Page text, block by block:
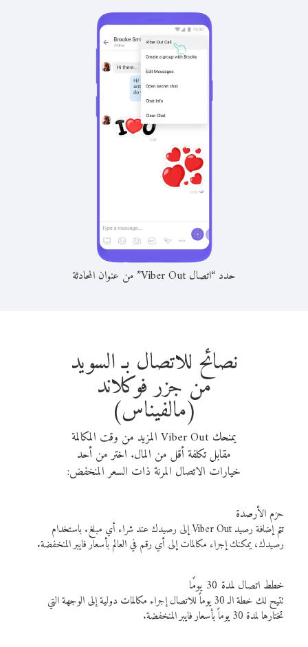
حدد “اتصال Viber Out” من عنوان المحادثة
نصائح للاتصال بـ السويد
من جزر فوكلاند
(مالفيناس)
يمنحك Viber Out المزيد من وقت المكالمة
مقابل تكلفة أقل من المال. اختر من أحد
خيارات الاتصال المرنة ذات السعر المنخفض:
حزم الأرصدة
تتم إضافة رصيد Viber Out إلى رصيدك عند شراء أي مبلغ. باستخدام
رصيدك، يمكنك إجراء مكالمات إلى أي رقم في العالم بأسعار فايبر المنخفضة.
خطط اتصال لمدة 30 يومًا
تتيح لك خطة الـ 30 يوماً للاتصال إجراء مكالمات دولية إلى الوجهة التي
تختارها لمدة 30 يوماً بأسعار فايبر المنخفضة.